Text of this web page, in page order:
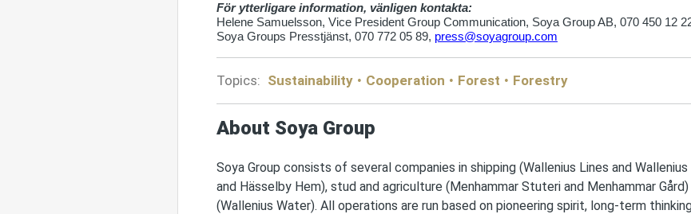
För ytterligare information, vänligen kontakta:
Helene Samuelsson, Vice President Group Communication, Soya Group AB, 070 450 12
Soya Groups Presstjänst, 070 772 05 89, press@soyagroup.com
Topics: Sustainability Cooperation Forest Forestry
About Soya Group
Soya Group consists of several companies in shipping (Wallenius Lines and
and Hässelby Hem), stud and agriculture (Menhammar Stuteri and Menhammar
(Wallenius Water). All operations are run based on pioneering spirit, long-term